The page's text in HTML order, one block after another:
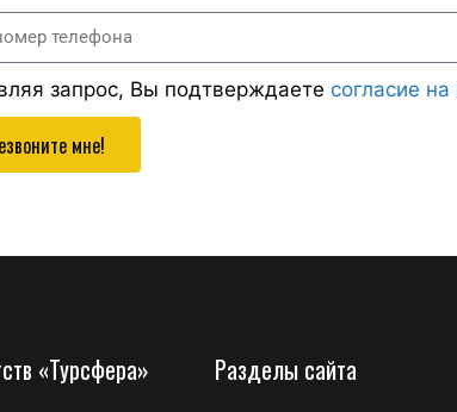
запрос, Вы подтверждаете согласие
мне!
«Турсфера» Разделы сайта